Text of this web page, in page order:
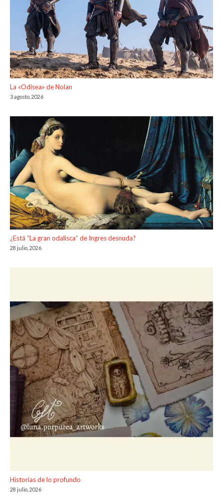
La «Odisea» de Nolan
3 agosto, 2026
¿Está “La gran odalisca” de Ingres desnuda?
28 julio, 2026
Historias de lo profundo
28 julio, 2026